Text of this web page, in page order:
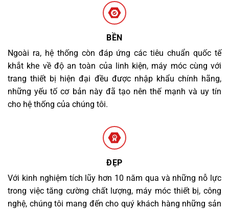
BỀN
Ngoài ra, hệ thống còn đáp ứng các tiêu chuẩn quốc tế
khắt khe về độ an toàn của linh kiện, máy móc cùng với
trang thiết bị hiện đại đều được nhập khẩu chính hãng,
những yếu tố cơ bản này đã tạo nên thế mạnh và uy tín
cho hệ thống của chúng tôi.
ĐẸP
Với kinh nghiệm tích lũy hơn 10 năm qua và những nỗ lực
trong việc tăng cường chất lượng, máy móc thiết bị, công
nghệ, chúng tôi mang đến cho quý khách hàng những sản